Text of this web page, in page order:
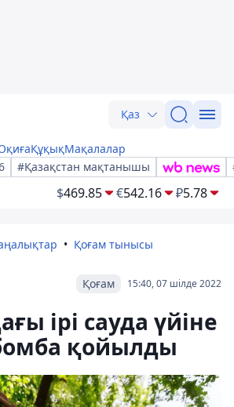
Қаз
ҚұқықМақалалар
#Қазақстан мақтанышы
$469.85 €542.16 ₽5.78
Қоғам тынысы
15:40, 07 шілде 2022
Қоғам
ірі сауда үйіне
қойылды